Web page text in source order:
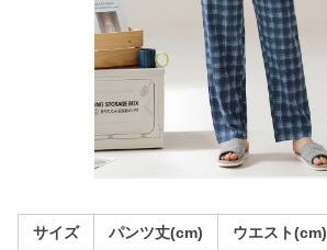
サイズ パンツ丈(cm) ウエスト(cm)